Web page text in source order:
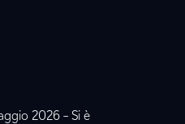
2026 – Si è